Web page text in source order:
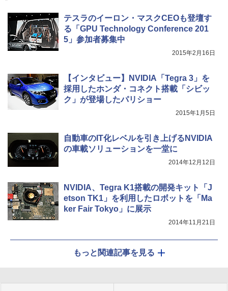
テスラのイーロン・マスクCEOも登壇す
る「GPU Technology Conference 201
5」参加者募集中
2015年2月16日
【インタビュー】NVIDIA「Tegra 3」を
採用したホンダ・コネクト搭載「シビッ
ク」が登場したパリショー
2015年1月5日
自動車のIT化レベルを引き上げるNVIDIA
の車載ソリューションを一堂に
2014年12月12日
NVIDIA、Tegra K1搭載の開発キット「J
etson TK1」を利用したロボットを「Ma
ker Fair Tokyo」に展示
2014年11月21日
もっと関連記事を見る